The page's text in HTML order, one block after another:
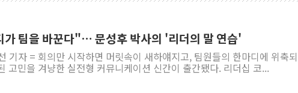
여수 오동도 인근 해상
추미애, '위안부' 피해자
인천 선재도 갯벌서 해
인천서 말다툼 중 어머
팀을 바꾼다"… 문성후 박사의 '리더의 말 연습'
기자 = 회의만 시작하면 머릿속이 새하얘지고, 팀원들의 한마디에 위축
고민을 겨냥한 실전형 커뮤니케이션 신간이 출간됐다. 리더십 코...